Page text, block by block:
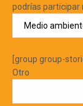
podrías participar
[group group-
Otro